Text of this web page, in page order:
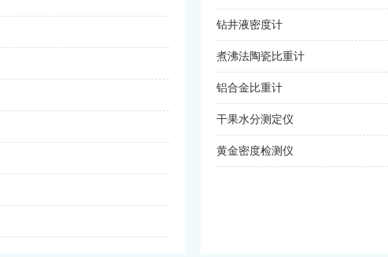
钻井液密度计
煮沸法陶瓷比重计
铝合金比重计
干果水分测定仪
黄金密度检测仪